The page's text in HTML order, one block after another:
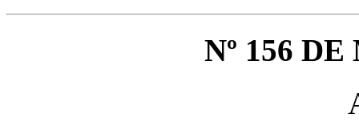
Nº 156